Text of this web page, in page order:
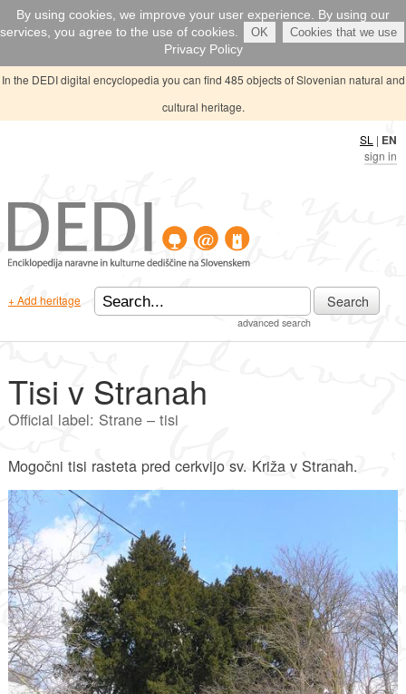
By using cookies, we improve your user experience. By using our
services, you agree to the use of cookies.
OK Cookies that we use
Privacy Policy
In the DEDI digital encyclopedia you can find 485 objects of Slovenian natural and
cultural heritage.
SL | EN
sign in
+ Add heritage
advanced search
Search
Tisi v Stranah
Official label: Strane – tisi
Mogočni tisi rasteta pred cerkvijo sv. Križa v Stranah.